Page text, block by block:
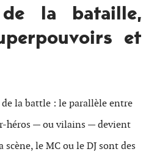
la bataille,
et
la bat­tle : le par­al­lèle entre
héros — ou vilains — devient
le MC ou le DJ sont des